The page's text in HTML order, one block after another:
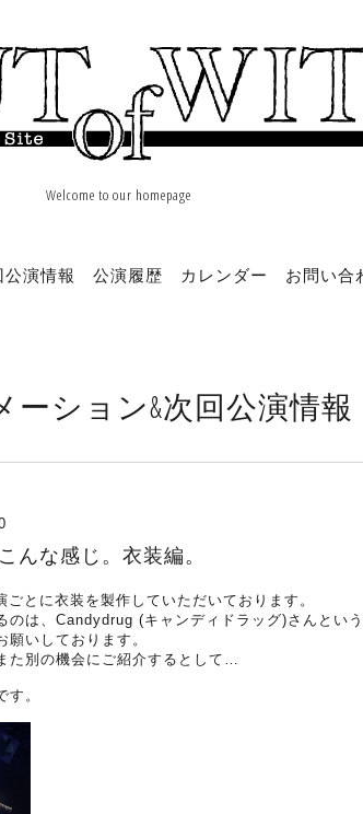
Welcome to our homepage
公演情報 公演履歴 カレンダー お問い合
ーション&次回公演情報
んな感じ。衣装編。
とに衣装を製作していただいております。
のは、Candydrug (キャンディドラッグ)さんとい
いしております。
た別の機会にご紹介するとして…
す。